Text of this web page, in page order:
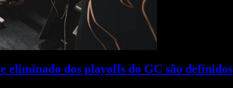
dos playoffs do GC são definidos